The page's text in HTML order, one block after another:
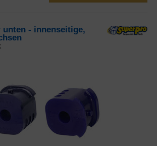
unten - innenseitige,